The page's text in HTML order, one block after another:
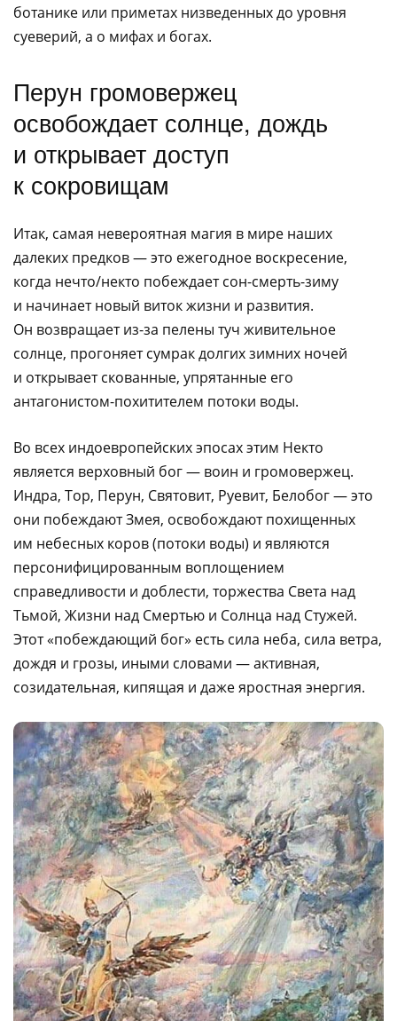
ботанике или приметах низведенных до уровня
суеверий, а о мифах и богах.
Перун громовержец
освобождает солнце, дождь
и открывает доступ
к сокровищам
Итак, самая невероятная магия в мире наших
далеких предков — это ежегодное воскресение,
когда нечто/некто побеждает сон-смерть-зиму
и начинает новый виток жизни и развития.
Он возвращает из-за пелены туч живительное
солнце, прогоняет сумрак долгих зимних ночей
и открывает скованные, упрятанные его
антагонистом-похитителем потоки воды.
Во всех индоевропейских эпосах этим Некто
является верховный бог — воин и громовержец.
Индра, Тор, Перун, Святовит, Руевит, Белобог — это
они побеждают Змея, освобождают похищенных
им небесных коров (потоки воды) и являются
персонифицированным воплощением
справедливости и доблести, торжества Света над
Тьмой, Жизни над Смертью и Солнца над Стужей.
Этот «побеждающий бог» есть сила неба, сила ветра,
дождя и грозы, иными словами — активная,
созидательная, кипящая и даже яростная энергия.